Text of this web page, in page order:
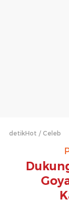
detikHot Celeb